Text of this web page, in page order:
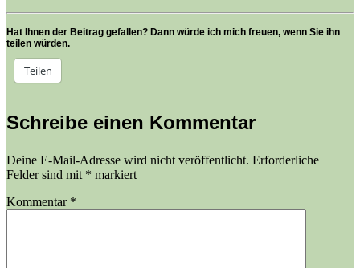
Hat Ihnen der Beitrag gefallen? Dann würde ich mich freuen, wenn Sie ihn
teilen würden.
Teilen
Schreibe einen Kommentar
Deine E-Mail-Adresse wird nicht veröffentlicht. Erforderliche
Felder sind mit * markiert
Kommentar *